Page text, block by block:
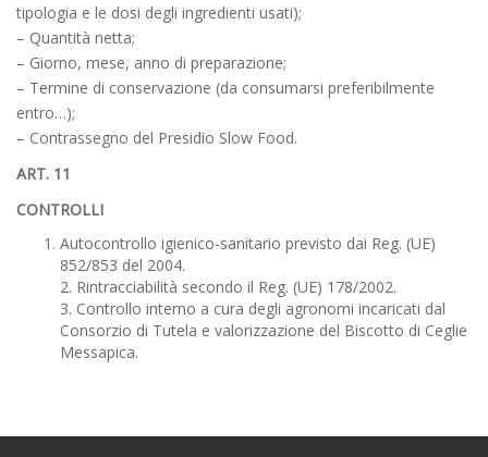
tipologia e le dosi degli ingredienti usati);
– Quantità netta;
– Giorno, mese, anno di preparazione;
– Termine di conservazione (da consumarsi preferibilmente
entro…);
– Contrassegno del Presidio Slow Food.
ART. 11
CONTROLLI
Autocontrollo igienico-sanitario previsto dai Reg. (UE)
852/853 del 2004.
2. Rintracciabilità secondo il Reg. (UE) 178/2002.
3. Controllo interno a cura degli agronomi incaricati dal
Consorzio di Tutela e valorizzazione del Biscotto di Ceglie
Messapica.